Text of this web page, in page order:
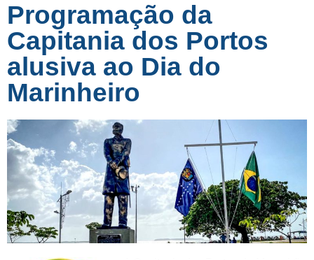
Programação da
Capitania dos Portos
alusiva ao Dia do
Marinheiro